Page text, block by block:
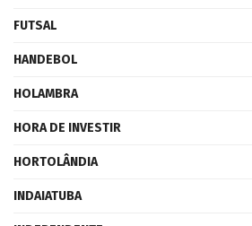
FUTSAL
HANDEBOL
HOLAMBRA
HORA DE INVESTIR
HORTOLÂNDIA
INDAIATUBA